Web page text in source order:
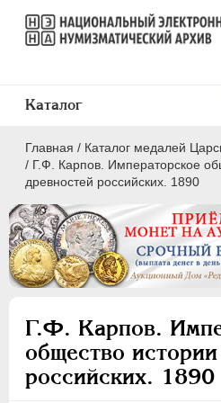
Главная / Каталог медалей
/ Г.Ф. Карпов. Императорское
древностей российских. 1890
Г.Ф. Карпов.
общество
российских. 1890
Каталог
ВСЕ
ПEТР I 1699-1725
ПЕТР II 1727-1729
АННА ИОАННОВНА 1730-
ИОАНН АНТОНОВИЧ 1740-